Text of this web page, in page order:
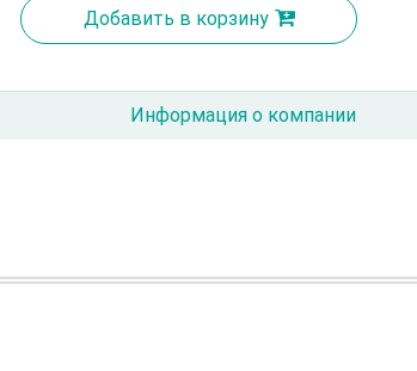
Добавить в корзину
Информация о компании